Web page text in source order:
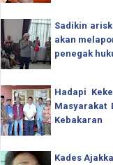
Sadikin
akan
penegak
Hadapi
Masyarakat
Kebakaran
Kades